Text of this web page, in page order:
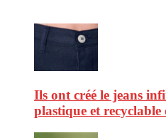
Ils ont créé le jeans
plastique et recyclable